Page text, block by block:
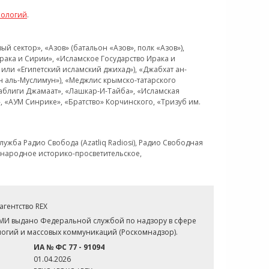
.
«Азов» (батальон «Азов», полк «Азов»),
и Сирии», «Исламское Государство Ирака и
«Египетский исламский джихад»), «Джабхат ан-
Муслимун»), «Меджлис крымско-татарского
Джамаат», «Лашкар-И-Тайба», «Исламская
Синрике», «Братство» Корчинского, «Тризуб им.
Радио Свобода (Azatliq Radiosi), Радио Свободная
историко-просветительское,
REX
выдано Федеральной службой по надзору в сфере
и массовых коммуникаций (Роскомнадзор).
ИА № ФС 77 - 91094
01.04.2026